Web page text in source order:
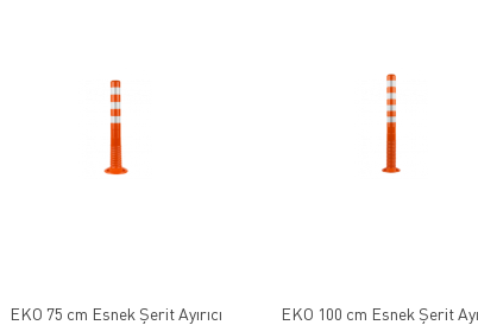
EKO 75 cm Esnek Şerit Ayırıcı
EKO 100 cm Esnek Şerit